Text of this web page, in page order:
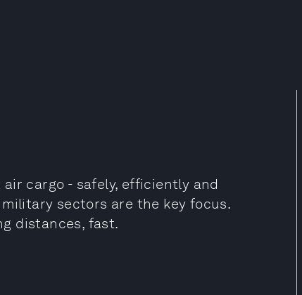
cargo - safely, efficiently and
sectors are the key focus.
distances, fast.